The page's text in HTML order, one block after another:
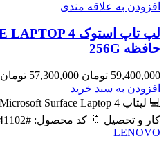
افزودن به علاقه مندی
حافظه 256G
59,400,000 تومان قیمت
اصلی
59,400,000 تومان
57,300,000 تومان
افزودن به سبد خرید
کار و تحصیل 🔖 کد محصول: #41102 📸
LENOVO